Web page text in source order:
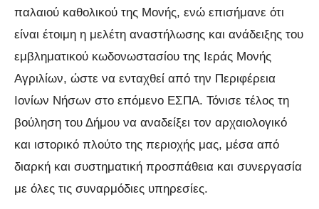
παλαιού καθολικού της Μονής, ενώ επισήμανε ότι
είναι έτοιμη η μελέτη αναστήλωσης και ανάδειξης του
εμβληματικού κωδονωστασίου της Ιεράς Μονής
Αγριλίων, ώστε να ενταχθεί από την Περιφέρεια
Ιονίων Νήσων στο επόμενο ΕΣΠΑ. Τόνισε τέλος τη
βούληση του Δήμου να αναδείξει τον αρχαιολογικό
και ιστορικό πλούτο της περιοχής μας, μέσα από
διαρκή και συστηματική προσπάθεια και συνεργασία
με όλες τις συναρμόδιες υπηρεσίες.